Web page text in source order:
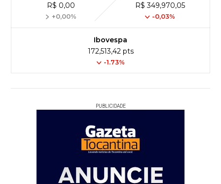
R$ 0,00
+0,00%
R$ 349,970,05
-0,03%
Ibovespa
172,513,42 pts
-1.73%
PUBLICIDADE